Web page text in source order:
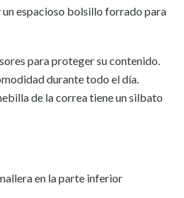
un espacioso bolsillo forrado para
para proteger su contenido.
durante todo el día.
de la correa tiene un silbato
en la parte inferior